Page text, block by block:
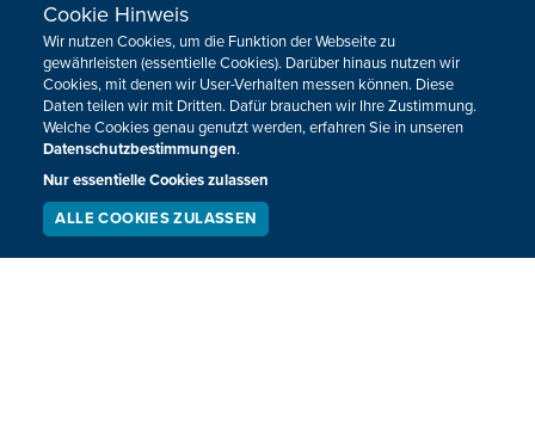
Verbandes.
06.04.2020 - 08:53
Geköpfter Hund: Peta setzt 1.000 Euro
Belohnung für Hinweise aus
Berichte über einen geköpften Hund in Honsfeld haben die
Tierrechtsorganisation Peta auf den Plan gerufen.
Cookie Hinweis
Wir nutzen Cookies, um die Funktion der Webseite zu
gewährleisten (essentielle Cookies). Darüber hinaus nutzen wir
Cookies, mit denen wir User-Verhalten messen können. Diese
Daten teilen wir mit Dritten. Dafür brauchen wir Ihre Zustimmung.
Welche Cookies genau genutzt werden, erfahren Sie in unseren
Datenschutzbestimmungen.
Nur essentielle Cookies zulassen
ALLE COOKIES ZULASSEN
LIVESTREAM